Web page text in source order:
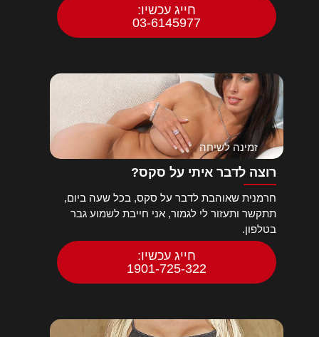
חייג עכשיו:
03-6145977
זמינה לשיחה
רוצה לדבר איתי על סקס?
חרמנית שאוהבת לדבר על סקס, בכל שעה ביום,
תתקשר ותעזור לי לגמור, אני חייבת לשמוע גבר
בטלפון.
חייג עכשיו:
1901-725-322